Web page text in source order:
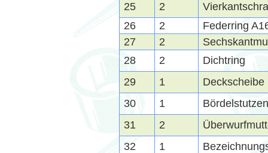
25
2
26
2
Federring
27
2
28
2
Dichtring
29
1
Deckscheibe
30
1
31
2
32
1